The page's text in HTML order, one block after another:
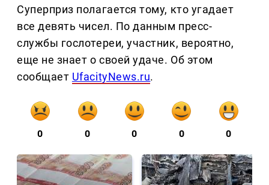
Суперприз полагается тому, кто угадает
все девять чисел. По данным пресс-
службы гослотереи, участник, вероятно,
еще не знает о своей удаче. Об этом
сообщает UfacityNews.ru.
0 0 0 0 0